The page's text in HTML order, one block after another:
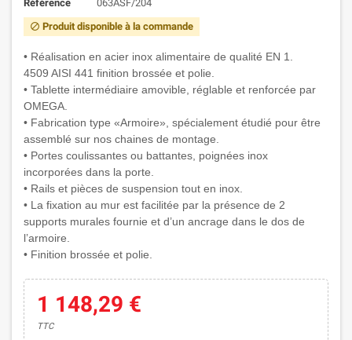
Référence 063ASF/204
block Produit disponible à la commande
• Réalisation en acier inox alimentaire de qualité EN 1.
4509 AISI 441 finition brossée et polie.
• Tablette intermédiaire amovible, réglable et renforcée par
OMEGA.
• Fabrication type «Armoire», spécialement étudié pour être
assemblé sur nos chaines de montage.
• Portes coulissantes ou battantes, poignées inox
incorporées dans la porte.
• Rails et pièces de suspension tout en inox.
• La fixation au mur est facilitée par la présence de 2
supports murales fournie et d’un ancrage dans le dos de
l’armoire.
• Finition brossée et polie.
1 148,29 €
TTC